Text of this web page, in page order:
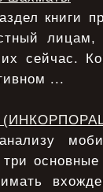
книги
сейчас.
...
три